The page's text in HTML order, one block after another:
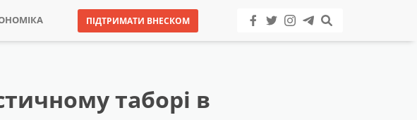
ПІДТРИМАТИ ВНЕСКОМ
таборі в